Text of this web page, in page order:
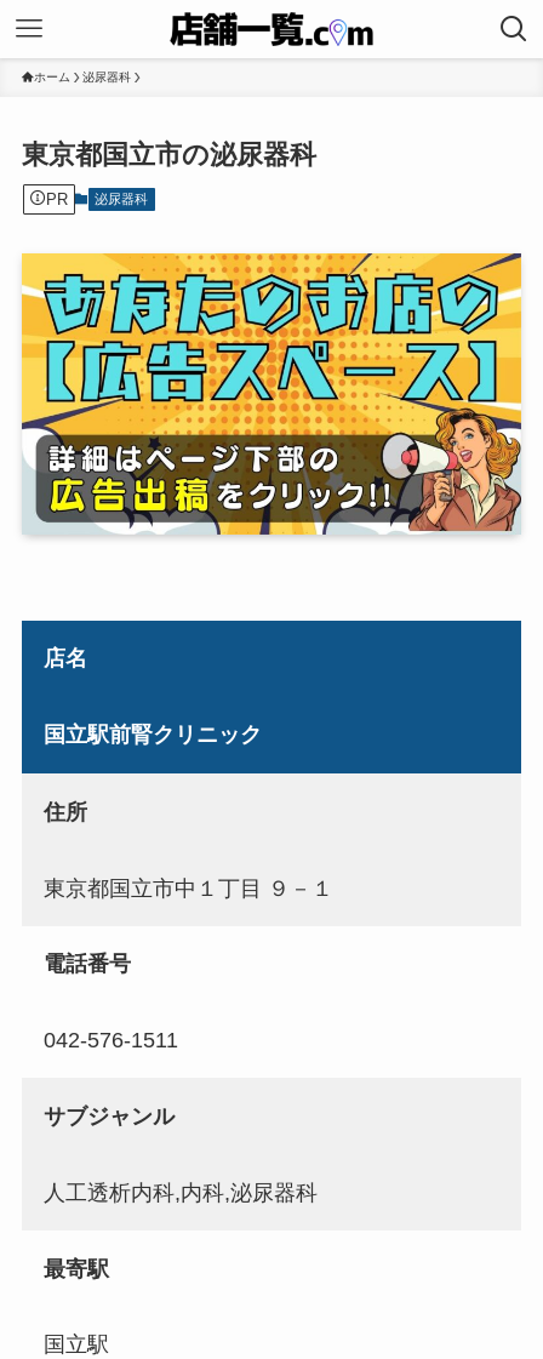
ホーム 泌尿器科
東京都国立市の泌尿器科
PR 泌尿器科
店名
国立駅前腎クリニック
住所
東京都国立市中１丁目 ９－１
電話番号
042-576-1511
サブジャンル
人工透析内科,内科,泌尿器科
最寄駅
国立駅